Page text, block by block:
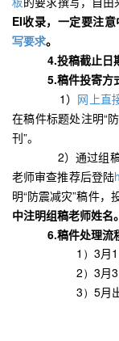
EI收录，一定要注
写要求。
4.投稿截止日
5.稿件投寄方
1） 网上直
在稿件标题处注明“
刊”。
2）通过组稿
老师审查推荐后登陆
明“防震减灾”稿件，
中注明组稿老师姓名。
6.稿件处理流
1）3月1
2）3月
3）5月